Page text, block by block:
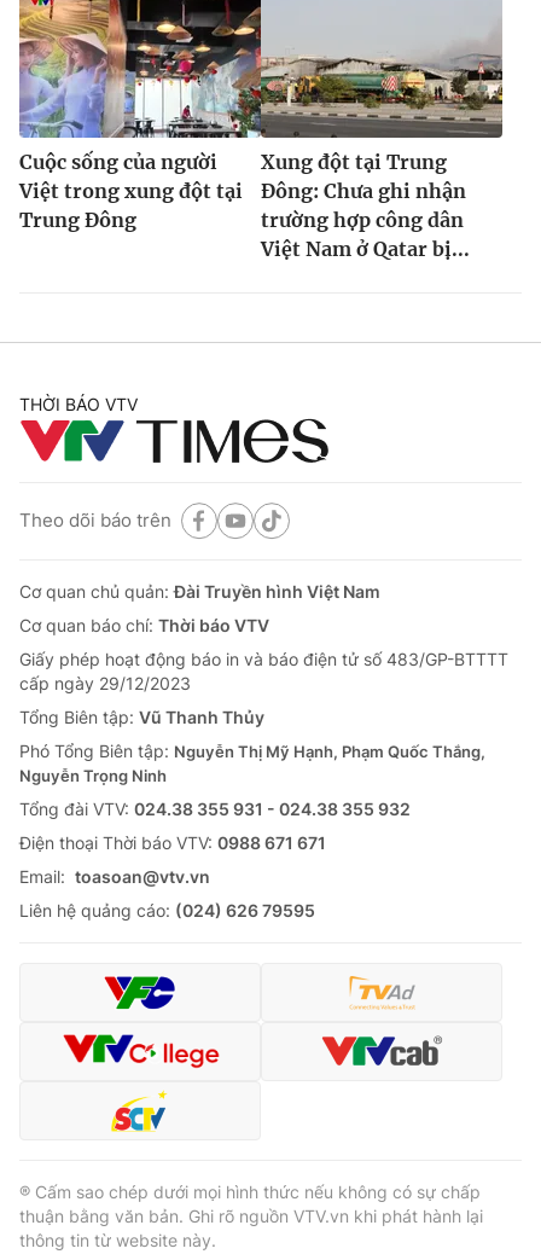
Cuộc sống của người
Việt trong xung đột tại
Trung Đông
Xung đột tại Trung
Đông: Chưa ghi nhận
trường hợp công dân
Việt Nam ở Qatar bị...
THỜI BÁO VTV
Theo dõi báo trên
Cơ quan chủ quản:Đài Truyền hình Việt Nam
Cơ quan báo chí: Thời báo VTV
Giấy phép hoạt động báo in và báo điện tử số 483/GP-BTTTT
cấp ngày 29/12/2023
Tổng Biên tập: Vũ Thanh Thủy
Phó Tổng Biên tập: Nguyễn Thị Mỹ Hạnh, Phạm Quốc Thắng,
Nguyễn Trọng Ninh
Tổng đài VTV: 024.38 355 931 - 024.38 355 932
Ðiện thoại Thời báo VTV: 0988 671 671
Email: toasoan@vtv.vn
Liên hệ quảng cáo: (024) 626 79595
® Cấm sao chép dưới mọi hình thức nếu không có sự chấp
thuận bằng văn bản. Ghi rõ nguồn VTV.vn khi phát hành lại
thông tin từ website này.